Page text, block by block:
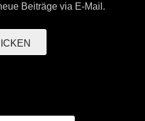
Beiträge via E-Mail.